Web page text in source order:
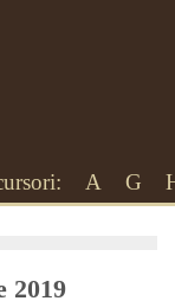
A G
2019